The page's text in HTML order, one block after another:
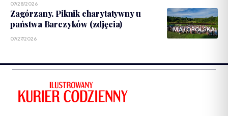
07/28/2026
MAŁOPOLSKA
Zagórzany. Piknik charytatywny u
państwa Barczyków (zdjęcia)
07/27/2026